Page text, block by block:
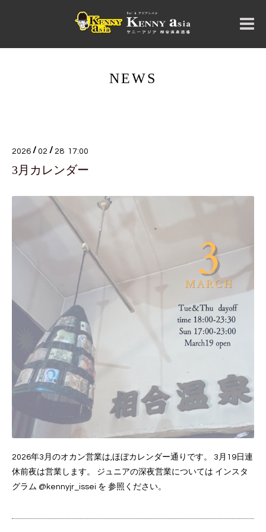
NEWS
2026 / 02 / 28 17:00
3月カレンダー
2026年3月のオカン営業は,ほぼカレンダー通りです。 3月19日連
休前夜は営業します。 ジュニアの深夜営業については インスタ
グラム @kennyjr_issei を 参照ください。